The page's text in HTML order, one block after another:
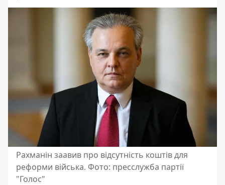
Рахманін заавив про відсутність коштів для
реформи війська. Фото: пресслужба партії
"Голос"